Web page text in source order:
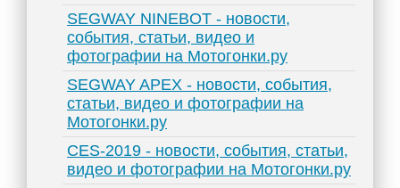
SEGWAY NINEBOT - новости,
события, статьи, видео и
фотографии на Мотогонки.ру
SEGWAY APEX - новости, события,
статьи, видео и фотографии на
Мотогонки.ру
CES-2019 - новости, события, статьи,
видео и фотографии на Мотогонки.ру